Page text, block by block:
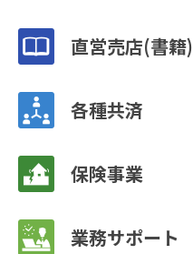
直営売店(書籍)
各種共済
保険事業
業務サポート